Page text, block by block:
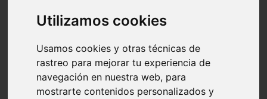
Utilizamos cookies
Usamos cookies y otras técnicas de
rastreo para mejorar tu experiencia de
navegación en nuestra web, para
mostrarte contenidos personalizados y
Cantabria - suances
Sevilla - bormujos
Málaga - júzcar
Huesca - alquézar
Huesca - castejón-de-sos
Lleida - alt-àneu